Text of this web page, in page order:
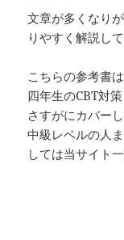
文章が多くなり
りやすく解説し
こちらの参考書
四年生のCBT対
さすがにカバー
中級レベルの人
しては当サイト